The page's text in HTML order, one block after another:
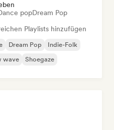
popDream Pop
Playlists hinzufügen
Dream Pop
Indie-Folk
wave Shoegaze